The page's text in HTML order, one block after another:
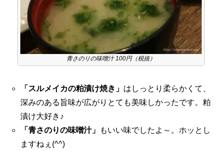
青さのりの味噌汁 100円（税抜）
「スルメイカの粕漬け焼き」 はしっとり柔らかくて、
深みのある旨味が広がりとても美味しかったです。粕
漬け大好き♪
「青さのりの味噌汁」
もいい味でしたよ～。ホッとし
ますねぇ(^^)